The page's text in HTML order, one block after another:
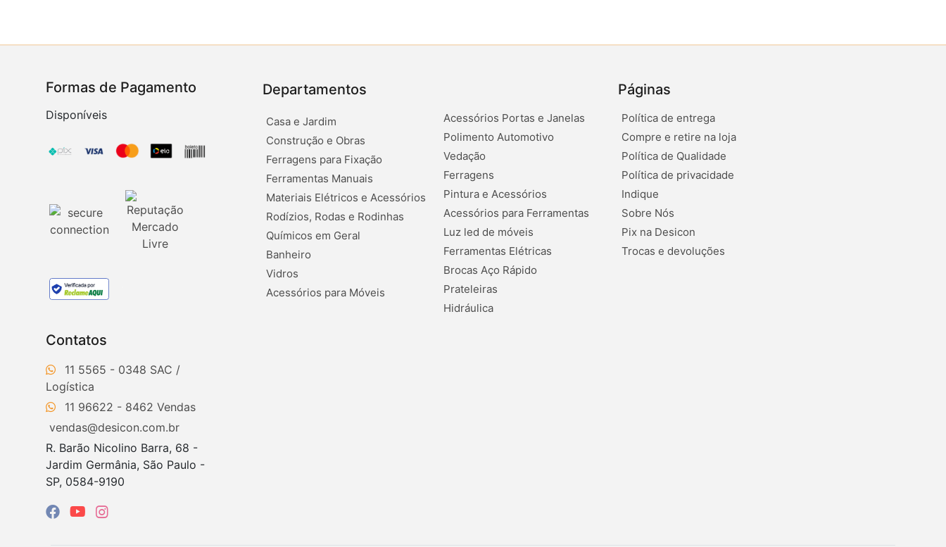
Contatos
11 5565 - 0348
11 96622 - 8462
vendas@desicon.com.br
R. Barão Nicolino Barra, 68 -
Jardim Germânia, São Paulo -
SP, 0584-9190
Departamentos
Casa e Jardim
Construção e Obras
Ferragens para Fixação
Ferramentas Manuais
Materiais Elétricos e Acessórios
Rodízios, Rodas e Rodinhas
Químicos em Geral
Banheiro
Vidros
Acessórios para Móveis
Acessórios Portas e Janelas
Polimento Automotivo
Vedação
Ferragens
Pintura e Acessórios
Acessórios para Ferramentas
Luz led de móveis
Ferramentas Elétricas
Brocas Aço Rápido
Prateleiras
Hidráulica
Páginas
Política de entrega
Compre e retire na loja
Política de Qualidade
Política de privacidade
Indique
Sobre Nós
Pix na Desicon
Trocas e devoluções
Formas de Pagamento
Disponíveis